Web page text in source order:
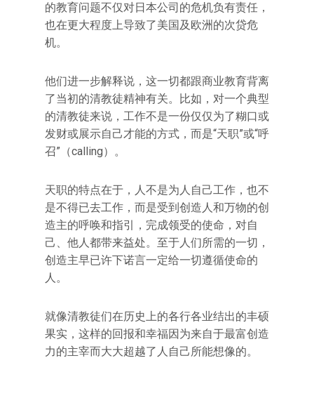
的教育问题不仅对日本公司的危机负有责任，
也在更大程度上导致了美国及欧洲的次贷危
机。
他们进一步解释说，这一切都跟商业教育背离
了当初的清教徒精神有关。比如，对一个典型
的清教徒来说，工作不是一份仅仅为了糊口或
发财或展示自己才能的方式，而是“天职”或“呼
召”（calling）。
天职的特点在于，人不是为人自己工作，也不
是不得已去工作，而是受到创造人和万物的创
造主的呼唤和指引，完成领受的使命，对自
己、他人都带来益处。至于人们所需的一切，
创造主早已许下诺言一定给一切遵循使命的
人。
就像清教徒们在历史上的各行各业结出的丰硕
果实，这样的回报和幸福因为来自于最富创造
力的主宰而大大超越了人自己所能想像的。